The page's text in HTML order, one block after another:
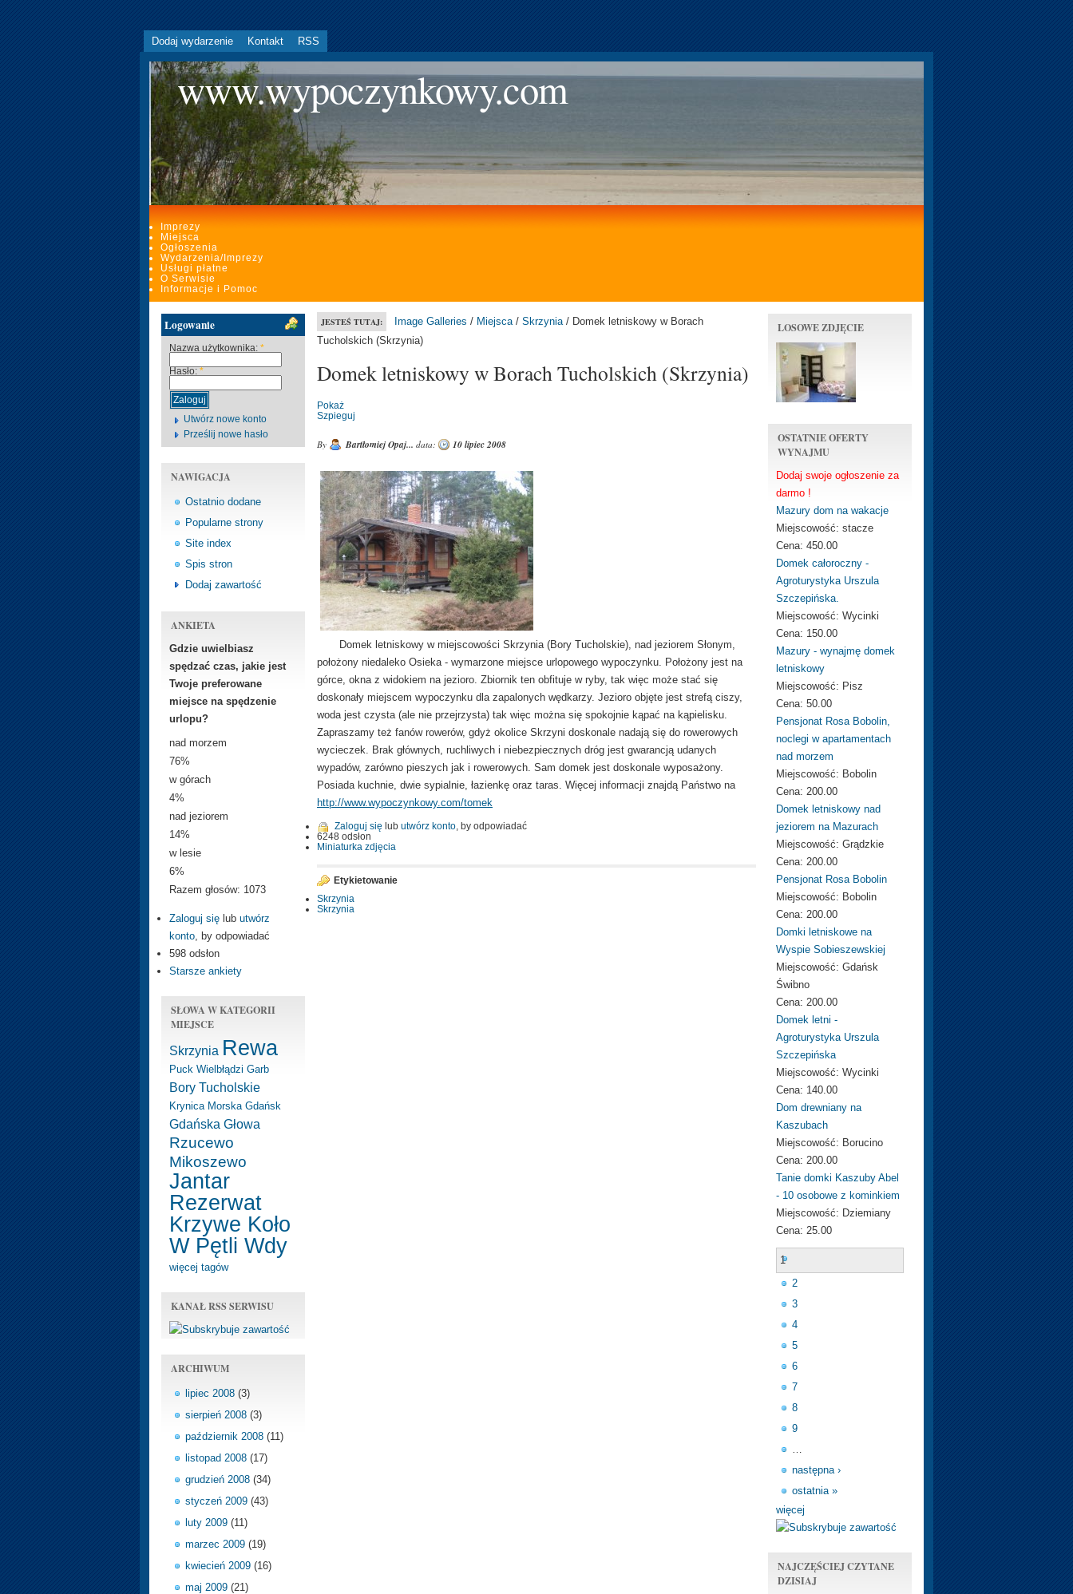
Dodaj wydarzenie Kontakt RSS
www.wypoczynkowy.com
Imprezy
Miejsca
Ogłoszenia
Wydarzenia/Imprezy
Usługi płatne
O Serwisie
Informacje i Pomoc
Logowanie
Nazwa użytkownika: *
Hasło: *
Utwórz nowe konto
Prześlij nowe hasło
NAWIGACJA
Ostatnio dodane
Popularne strony
Site index
Spis stron
Dodaj zawartość
ANKIETA
Gdzie uwielbiasz
spędzać czas, jakie jest
Twoje preferowane
miejsce na spędzenie
urlopu?
nad morzem
76%
w górach
4%
nad jeziorem
14%
w lesie
6%
Razem głosów: 1073
Zaloguj się lub utwórz
konto , by odpowiadać
598 odsłon
Starsze ankiety
SŁOWA W KATEGORII
MIEJSCE
Skrzynia Rewa
Puck Wielbłądzi Garb
Bory Tucholskie
Krynica Morska Gdańsk
Gdańska Głowa
Rzucewo
Mikoszewo
Jantar
Rezerwat
Krzywe Koło
W Pętli Wdy
więcej tagów
KANAŁ RSS SERWISU
ARCHIWUM
lipiec 2008 (3)
sierpień 2008 (3)
październik 2008 (11)
listopad 2008 (17)
grudzień 2008 (34)
styczeń 2009 (43)
luty 2009 (11)
marzec 2009 (19)
kwiecień 2009 (16)
maj 2009 (21)
JESTEŚ TUTAJ: Image Galleries / Miejsca/ Skrzynia/ Domek letniskowy w Borach
Tucholskich (Skrzynia)
Domek letniskowy w Borach Tucholskich (Skrzynia)
Pokaż
Szpieguj
By Bartłomiej Opaj... data: 10 lipiec 2008
Domek letniskowy w miejscowości Skrzynia (Bory Tucholskie), nad jeziorem Słonym,
położony niedaleko Osieka - wymarzone miejsce urlopowego wypoczynku. Położony jest na
górce, okna z widokiem na jezioro. Zbiornik ten obfituje w ryby, tak więc może stać się
doskonały miejscem wypoczynku dla zapalonych wędkarzy. Jezioro objęte jest strefą ciszy,
woda jest czysta (ale nie przejrzysta) tak więc można się spokojnie kąpać na kąpielisku.
Zapraszamy też fanów rowerów, gdyż okolice Skrzyni doskonale nadają się do rowerowych
wycieczek. Brak głównych, ruchliwych i niebezpiecznych dróg jest gwarancją udanych
wypadów, zarówno pieszych jak i rowerowych. Sam domek jest doskonale wyposażony.
Posiada kuchnie, dwie sypialnie, łazienkę oraz taras. Więcej informacji znajdą Państwo na
http://www.wypoczynkowy.com/tomek
Zaloguj się lub utwórz konto, by odpowiadać
6248 odsłon
Miniaturka zdjęcia
Etykietowanie
Skrzynia
Skrzynia
LOSOWE ZDJĘCIE
OSTATNIE OFERTY
WYNAJMU
Dodaj swoje ogłoszenie za
darmo !
Mazury dom na wakacje
Miejscowość: stacze
Cena: 450.00
Domek całoroczny -
Agroturystyka Urszula
Szczepińska.
Miejscowość: Wycinki
Cena: 150.00
Mazury - wynajmę domek
letniskowy
Miejscowość: Pisz
Cena: 50.00
Pensjonat Rosa Bobolin,
noclegi w apartamentach
nad morzem
Miejscowość: Bobolin
Cena: 200.00
Domek letniskowy nad
jeziorem na Mazurach
Miejscowość: Grądzkie
Cena: 200.00
Pensjonat Rosa Bobolin
Miejscowość: Bobolin
Cena: 200.00
Domki letniskowe na
Wyspie Sobieszewskiej
Miejscowość: Gdańsk
Świbno
Cena: 200.00
Domek letni -
Agroturystyka Urszula
Szczepińska
Miejscowość: Wycinki
Cena: 140.00
Dom drewniany na
Kaszubach
Miejscowość: Borucino
Cena: 200.00
Tanie domki Kaszuby Abel
- 10 osobowe z kominkiem
Miejscowość: Dziemiany
Cena: 25.00
1
2
3
4
5
6
7
8
9
…
następna ›
ostatnia »
więcej
NAJCZĘŚCIEJ CZYTANE
DZISIAJ